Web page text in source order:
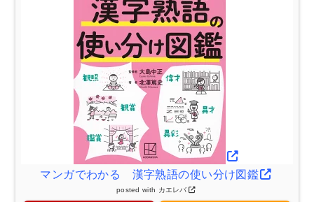
マンガでわかる 漢字熟語の使い分け図鑑
posted with カエレバ